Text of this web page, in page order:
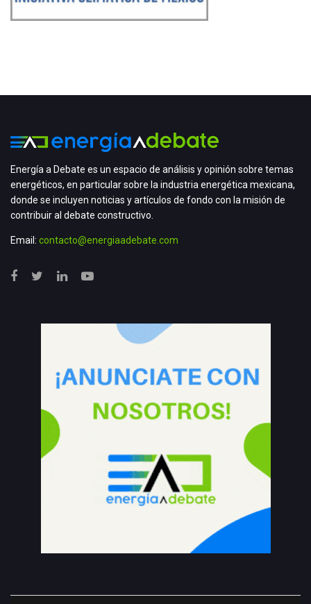
Energía a Debate es un espacio de análisis y opinión sobre temas
energéticos, en particular sobre la industria energética mexicana,
donde se incluyen noticias y artículos de fondo con la misión de
contribuir al debate constructivo.
Email: contacto@energiaadebate.com